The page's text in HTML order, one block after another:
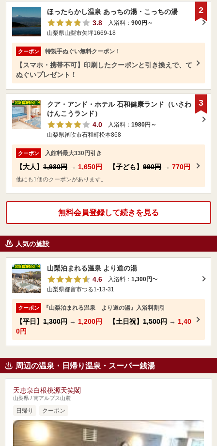
ほったらかし温泉 あっちの湯・こっちの湯
3.8
入浴料： 900円～
山梨県山梨市矢坪1669-18
クーポン 特製手ぬぐい無料クーポン！
【スマホ・携帯不可】印刷したクーポンと引き換えで、て
ぬぐいプレゼント！
2
クア・アンド・ホテル 石和健康ランド（いさわ
けんこうランド）
4.0
入浴料： 1980円～
山梨県笛吹市石和町松本868
クーポン 入館料最大330円引き
【大人】 1,980円 → 1,650円 【子ども】 990円 → 770円
他にも1個のクーポンがあります。
3
無料会員登録して続きを見る
人気の施設
山梨泊まれる温泉 より道の湯
4.6
入浴料： 1,300円〜
山梨県都留市つる1-13-31
クーポン 『山梨泊まれる温泉 より道の湯』入浴料割引
【平日】 1,300円 → 1,200円 【土日祝】 1,500円 → 1,40
0円
周辺の温泉・日帰り温泉・スーパー銭湯
天恵泉白根桃源天笑閣
山梨県 / 南アルプス山麓
日帰り クーポン